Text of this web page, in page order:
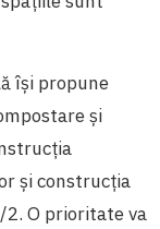
își propune
și
și construcția
O prioritate va